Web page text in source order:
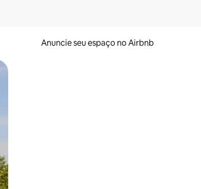
Anuncie seu espaço no Airbnb